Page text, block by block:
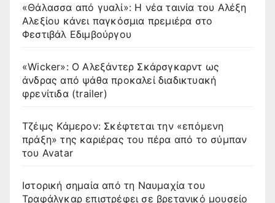
«Θάλασσα από γυαλί»: Η νέα ταινία του Αλέξη
Αλεξίου κάνει παγκόσμια πρεμιέρα στο
Φεστιβάλ Εδιμβούργου
«Wicker»: Ο Αλεξάντερ Σκάρσγκαρντ ως
άνδρας από ψάθα προκαλεί διαδικτυακή
φρενίτιδα (trailer)
Τζέιμς Κάμερον: Σκέφτεται την «επόμενη
πράξη» της καριέρας του πέρα από το σύμπαν
του Avatar
Ιστορική σημαία από τη Ναυμαχία του
Τραφάλγκαρ επιστρέφει σε βρετανικό μουσείο